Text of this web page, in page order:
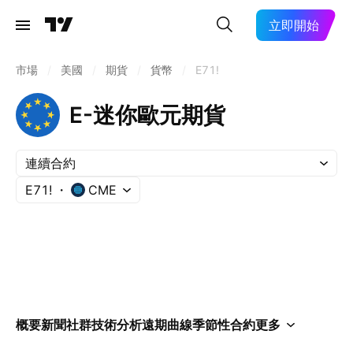
立即開始
市場 美國 期貨 貨幣 E71!
E-迷你歐元期貨
連續合約
E71!
CME
概要新聞社群技術分析遠期曲線季節性合約更多